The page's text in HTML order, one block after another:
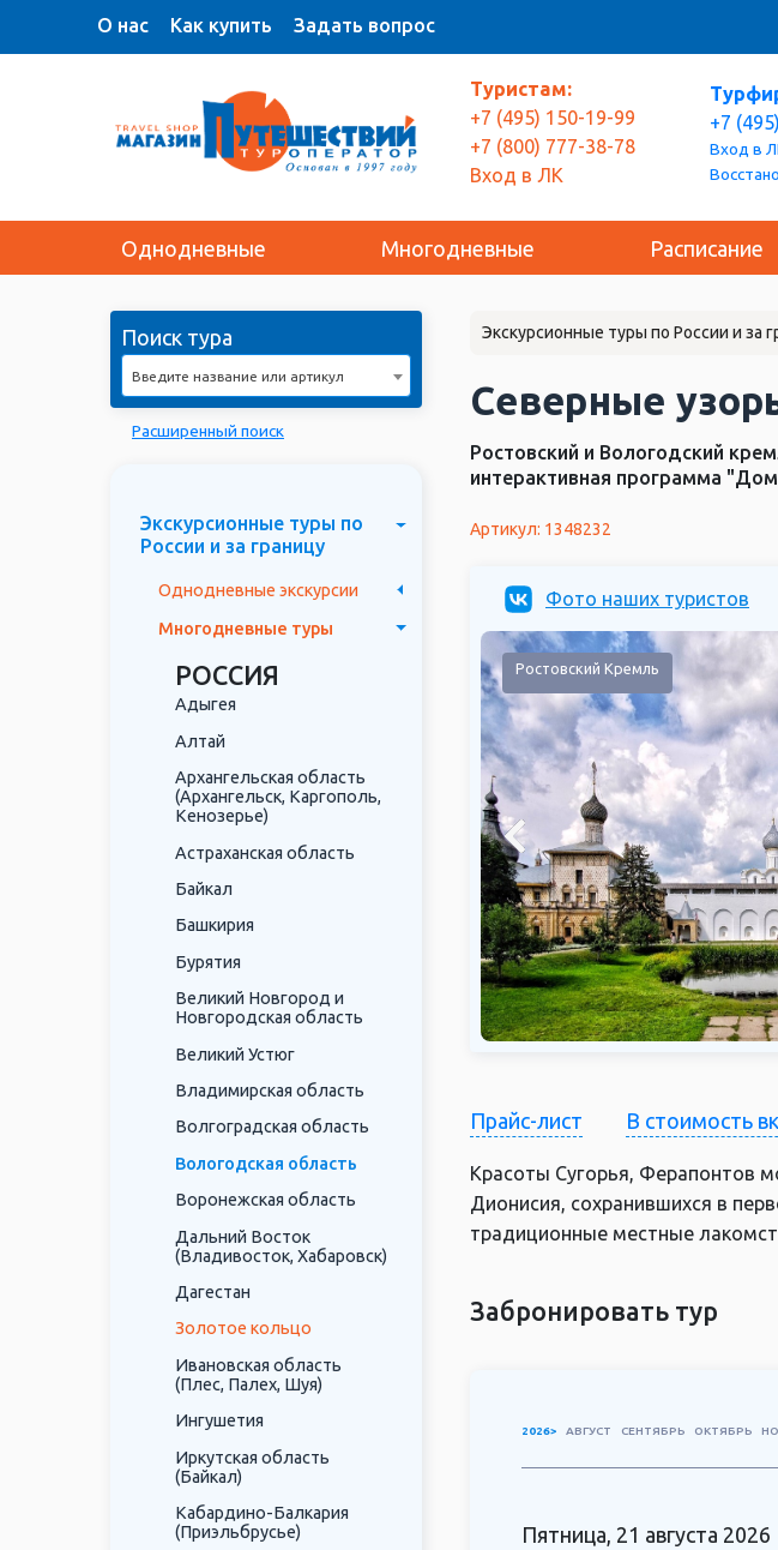
О нас Как купить Задать вопрос
Туристам:
+7 (495) 150-19-99
+7 (800) 777-38-78
Вход в ЛК
+7
Вход в
Однодневные Многодневные Расписание
Поиск тура
Введите название или артикул
Расширенный поиск
Экскурсионные туры по
России и за границу
Однодневные экскурсии
Многодневные туры
РОССИЯ
Адыгея
Алтай
Архангельская область
(Архангельск, Каргополь,
Кенозерье)
Астраханская область
Байкал
Башкирия
Бурятия
Великий Новгород и
Новгородская область
Великий Устюг
Владимирская область
Волгоградская область
Вологодская область
Воронежская область
Дальний Восток
(Владивосток, Хабаровск)
Дагестан
Золотое кольцо
Ивановская область
(Плес, Палех, Шуя)
Ингушетия
Иркутская область
(Байкал)
Кабардино-Балкария
(Приэльбрусье)
Экскурсионные туры по России и за
Северные
Ростовский и Вологодский
интерактивная программа "Дом
Артикул: 1348232
Фото наших туристов
Ростовский Кремль
Прайс-лист В стоимость
Красоты Сугорья, Ферапонтов
Дионисия, сохранившихся в
традиционные местные
Забронировать тур
2026> АВГУСТ СЕНТЯБРЬ ОКТЯБРЬ
Пятница, 21 августа 2026